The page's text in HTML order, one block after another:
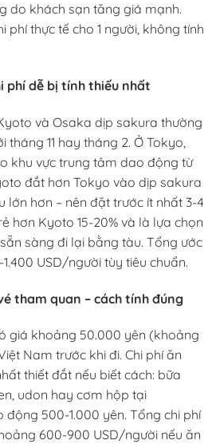
do khách sạn tăng giá mạnh.
phí thực tế cho 1 người, không tính
phí dễ bị tính thiếu nhất
và Osaka dịp sakura thường
tháng 11 hay tháng 2. Ở Tokyo,
khu vực trung tâm dao động từ
đắt hơn Tokyo vào dịp sakura
lớn hơn – nên đặt trước ít nhất 3-4
hơn Kyoto 15-20% và là lựa chọn
sàng đi lại bằng tàu. Tổng ước
USD/người tùy tiêu chuẩn.
tham quan – cách tính đúng
giá khoảng 50.000 yên (khoảng
Nam trước khi đi. Chi phí ăn
thiết đắt nếu biết cách: bữa
udon hay cơm hộp tại
động 500-1.000 yên. Tổng chi phí
600-900 USD/người nếu ăn